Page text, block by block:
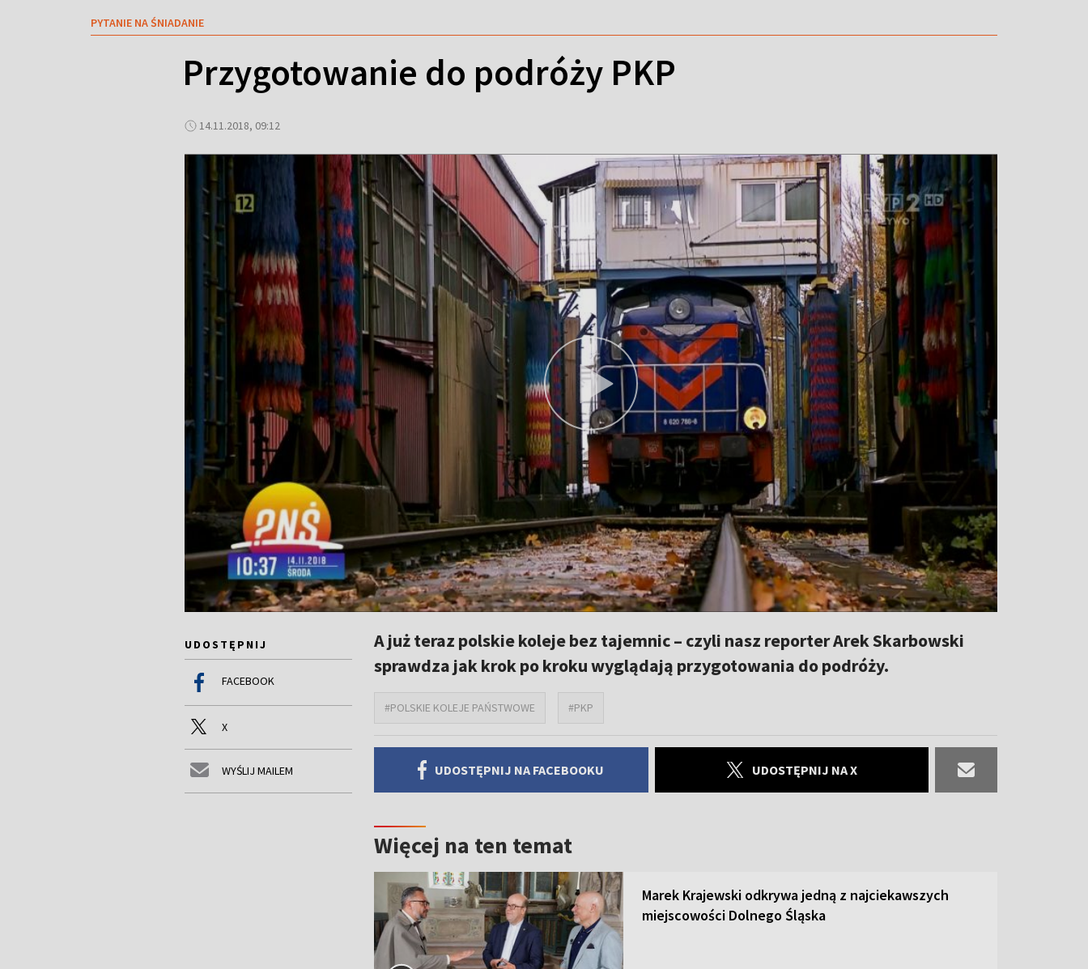
PYTANIE NA ŚNIADANIE
Przygotowanie do podróży PKP
14.11.2018, 09:12
UDOSTĘPNIJ
FACEBOOK
X
WYŚLIJ MAILEM
A już teraz polskie koleje bez tajemnic – czyli nasz reporter Arek Skarbowski
sprawdza jak krok po kroku wyglądają przygotowania do podróży.
#POLSKIE KOLEJE PAŃSTWOWE #PKP
UDOSTĘPNIJ NA FACEBOOKU UDOSTĘPNIJ NA X
Więcej na ten temat
Marek Krajewski odkrywa jedną z najciekawszych
miejscowości Dolnego Śląska